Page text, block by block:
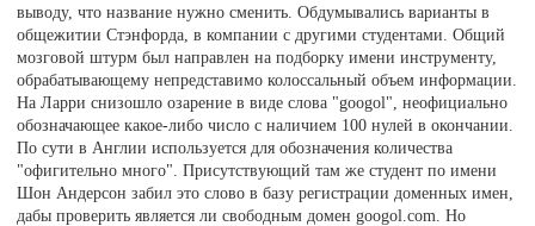
выводу, что название нужно сменить. Обдумывались варианты в
общежитии Стэнфорда, в компании с другими студентами. Общий
мозговой штурм был направлен на подборку имени инструменту,
обрабатывающему непредставимо колоссальный объем информации.
На Ларри снизошло озарение в виде слова "googol", неофициально
обозначающее какое-либо число с наличием 100 нулей в окончании.
По сути в Англии используется для обозначения количества
"офигительно много". Присутствующий там же студент по имени
Шон Андерсон забил это слово в базу регистрации доменных имен,
дабы проверить является ли свободным домен googol.com. Но